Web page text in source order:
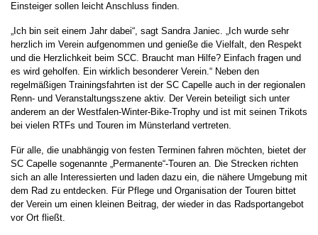
Einsteiger sollen leicht Anschluss finden.
„Ich bin seit einem Jahr dabei“, sagt Sandra Janiec. „Ich wurde sehr
herzlich im Verein aufgenommen und genieße die Vielfalt, den Respekt
und die Herzlichkeit beim SCC. Braucht man Hilfe? Einfach fragen und
es wird geholfen. Ein wirklich besonderer Verein.“ Neben den
regelmäßigen Trainingsfahrten ist der SC Capelle auch in der regionalen
Renn- und Veranstaltungsszene aktiv. Der Verein beteiligt sich unter
anderem an der Westfalen-Winter-Bike-Trophy und ist mit seinen Trikots
bei vielen RTFs und Touren im Münsterland vertreten.
Für alle, die unabhängig von festen Terminen fahren möchten, bietet der
SC Capelle sogenannte „Permanente“-Touren an. Die Strecken richten
sich an alle Interessierten und laden dazu ein, die nähere Umgebung mit
dem Rad zu entdecken. Für Pflege und Organisation der Touren bittet
der Verein um einen kleinen Beitrag, der wieder in das Radsportangebot
vor Ort fließt.